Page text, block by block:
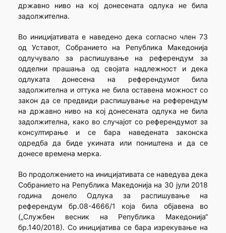
државно ниво на кој донесената одлука не била
задолжителна.
Во иницијативата е наведено дека согласно член 73
од Уставот, Собранието на Република Македонија
одлучувало за распишување на референдум за
одделни прашања од својата надлежност и дека
одлуката донесена на референдумот била
задолжителна и оттука не била оставена можност со
закон да се предвиди распишување на референдум
на државно ниво на кој донесената одлука не била
задолжителна, како во случајот со референдумот за
консултирање и се бара наведената законска
одредба да биде укината или поништена и да се
донесе времена мерка.
Во продолжението на иницијативата се наведува дека
Собранието на Република Македонија на 30 јули 2018
година донело Одлука за распишување на
референдум бр.08-4666/1 која била објавена во
(„Службен весник на Република Македонија“
бр.140/2018). Со иницијатива се бара изрекување на